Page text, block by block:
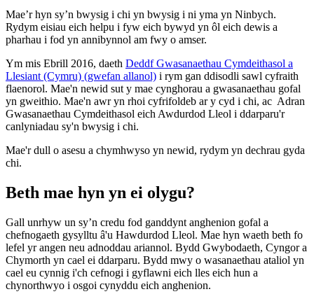
Mae’r hyn sy’n bwysig i chi yn bwysig i ni yma yn Ninbych.
Rydym eisiau eich helpu i fyw eich bywyd yn ôl eich dewis a
pharhau i fod yn annibynnol am fwy o amser.
Ym mis Ebrill 2016, daeth Deddf Gwasanaethau Cymdeithasol a
Llesiant (Cymru) (gwefan allanol) i rym gan ddisodli sawl cyfraith
flaenorol. Mae'n newid sut y mae cynghorau a gwasanaethau gofal
yn gweithio. Mae'n awr yn rhoi cyfrifoldeb ar y cyd i chi, ac Adran
Gwasanaethau Cymdeithasol eich Awdurdod Lleol i ddarparu'r
canlyniadau sy'n bwysig i chi.
Mae'r dull o asesu a chymhwyso yn newid, rydym yn dechrau gyda
chi.
Beth mae hyn yn ei olygu?
Gall unrhyw un sy’n credu fod ganddynt anghenion gofal a
chefnogaeth gysylltu â'u Hawdurdod Lleol. Mae hyn waeth beth fo
lefel yr angen neu adnoddau ariannol. Bydd Gwybodaeth, Cyngor a
Chymorth yn cael ei ddarparu. Bydd mwy o wasanaethau ataliol yn
cael eu cynnig i'ch cefnogi i gyflawni eich lles eich hun a
chynorthwyo i osgoi cynyddu eich anghenion.